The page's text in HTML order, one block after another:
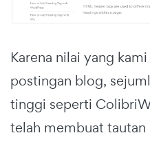
Karena nilai yang
postingan blog,
tinggi seperti
telah membuat tautan